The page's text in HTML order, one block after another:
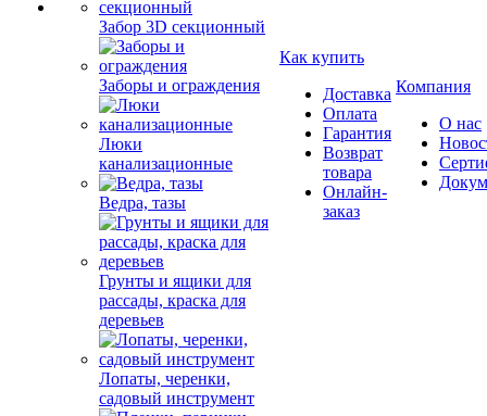
Забор 3D секционный
Заборы и ограждения
Люки
канализационные
Ведра, тазы
Грунты и ящики для
рассады, краска для
деревьев
Лопаты, черенки,
садовый инструмент
Как купить
Доставка
Оплата
Гарантия
Возврат
товара
Онлайн-
заказ
Компания
О нас